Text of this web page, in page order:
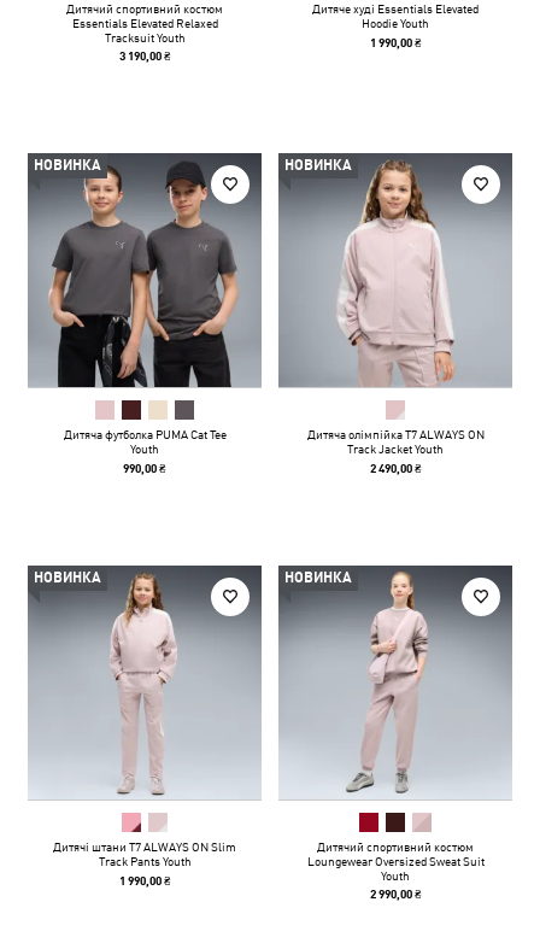
Дитячий спортивний костюм
Essentials Elevated Relaxed
Tracksuit Youth
3 190,00 ₴
Дитяче худі Essentials Elevated
Hoodie Youth
1 990,00 ₴
НОВИНКА
Дитяча футболка PUMA Cat Tee
Youth
990,00 ₴
НОВИНКА
Дитяча олімпійка T7 ALWAYS ON
Track Jacket Youth
2 490,00 ₴
НОВИНКА
Дитячі штани T7 ALWAYS ON Slim
Track Pants Youth
1 990,00 ₴
НОВИНКА
Дитячий спортивний костюм
Loungewear Oversized Sweat Suit
Youth
2 990,00 ₴